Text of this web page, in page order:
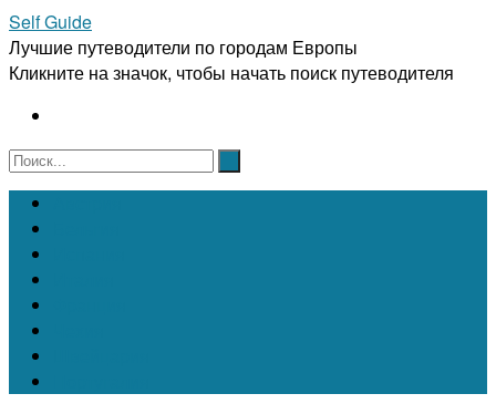
Self Guide
Лучшие путеводители по городам Европы
Кликните на значок, чтобы начать поиск путеводителя